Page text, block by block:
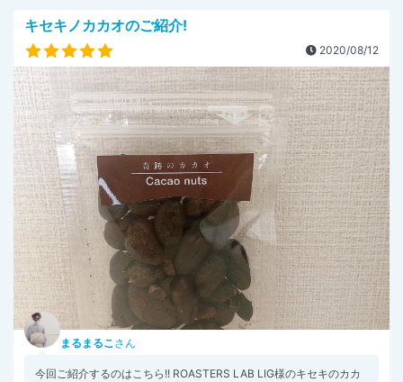
キセキノカカオのご紹介!
2020/08/12
まるまるこさん
今回ご紹介するのはこちら!! ROASTERS LAB LIG様のキセキのカカ